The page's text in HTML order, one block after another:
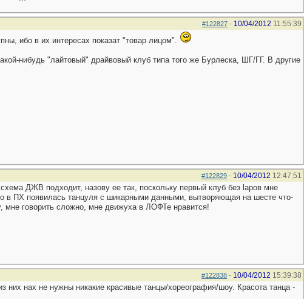
#122827 - 10/04/2012 11:55:39
ибо в их интересах показат "товар лицом".
нибудь "лайтовый" драйвовый клуб типа того же Бурлеска, ШГ/ГГ. В другие
#122829 - 10/04/2012 12:47:51
ДЖВ подходит, назову ее так, поскольку первый клуб без lapов мне
в ПХ появилась танцуля с шикарными данными, вытворяющая на шесте что-
говорить сложно, мне движуха в ЛОФТе нравится!
#122838 - 10/04/2012 15:39:38
них нах не нужны никакие красивые танцы/хореография/шоу. Красота танца -